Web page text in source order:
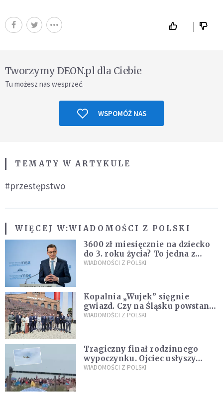
Tworzymy DEON.pl dla Ciebie
Tu możesz nas wesprzeć.
WSPOMÓŻ NAS
TEMATY W ARTYKULE
#przestępstwo
WIĘCEJ W:WIADOMOŚCI Z POLSKI
3600 zł miesięcznie na dziecko
do 3. roku życia? To jedna z
propozycji programu "Rozwój
WIADOMOŚCI Z POLSKI
Kopalnia „Wujek” sięgnie
gwiazd. Czy na Śląsku powstanie
„Dolina Krzemowa”?
WIADOMOŚCI Z POLSKI
Tragiczny finał rodzinnego
wypoczynku. Ojciec usłyszy
zarzuty
WIADOMOŚCI Z POLSKI